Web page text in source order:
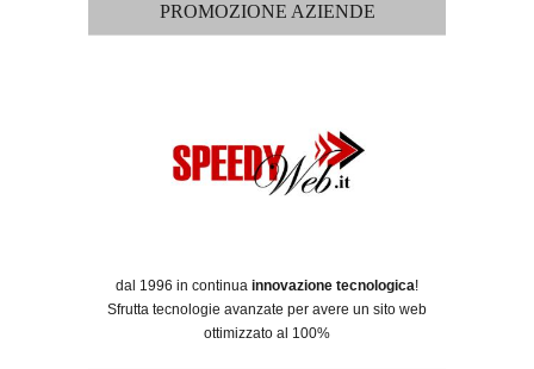
PROMOZIONE AZIENDE
dal 1996 in continua innovazione tecnologica!
Sfrutta tecnologie avanzate per avere un sito web
ottimizzato al 100%